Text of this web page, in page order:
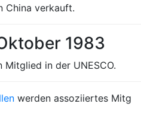
China verkauft.
1983
in der UNESCO.
werden assoziiertes Mitg